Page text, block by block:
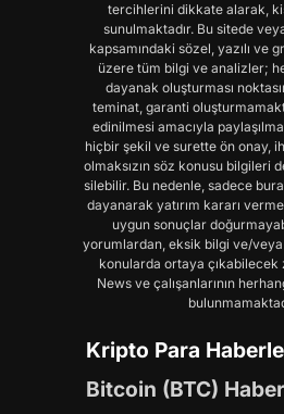
tercihlerini dikkate alarak,
sunulmaktadır. Bu sitede
kapsamındaki sözel, yazılı ve
üzere tüm bilgi ve analizler;
dayanak oluşturması
teminat, garanti
edinilmesi amacıyla
hiçbir şekil ve surette ön onay,
olmaksızın söz konusu bilgileri
silebilir. Bu nedenle, sadece
dayanarak yatırım kararı
uygun sonuçlar
yorumlardan, eksik bilgi ve/
konularda ortaya
News ve çalışanlarının
Kripto Para
Bitcoin (BTC)